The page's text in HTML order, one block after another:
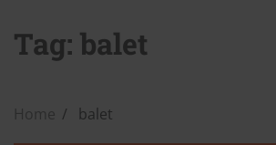
Tag: balet
Home balet